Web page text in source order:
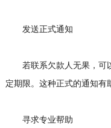
发送正式通知
若联系欠款人无果，可
定期限。这种正式的通知有
寻求专业帮助